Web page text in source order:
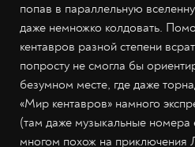
попав в параллельную
даже немножко колдовать.
кентавров разной степени
попросту не смогла бы
безумном месте, где даже
«Мир кентавров» намного
(там даже музыкальные номера
многом похож на приключения